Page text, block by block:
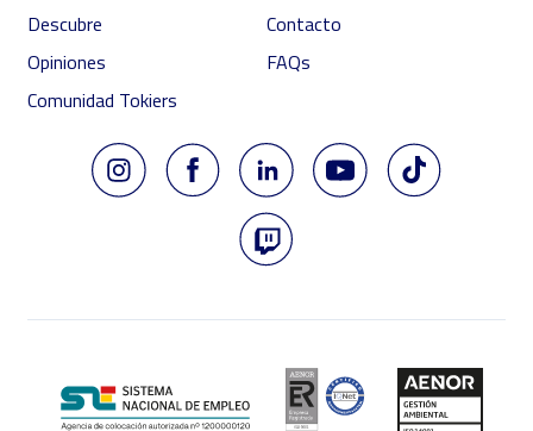
Descubre
Opiniones
Comunidad Tokiers
Contacto
FAQs